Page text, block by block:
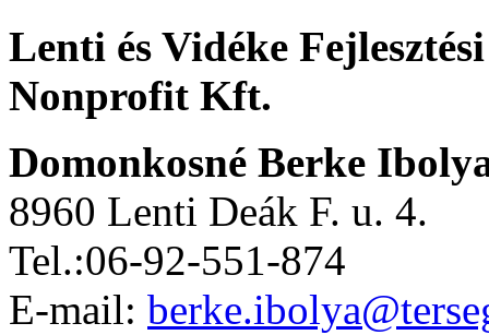
Lenti és Vidéke
Nonprofit Kft.
Domonkosné Berke
8960 Lenti Deák F. u. 4.
Tel.:06-92-551-874
E-mail: